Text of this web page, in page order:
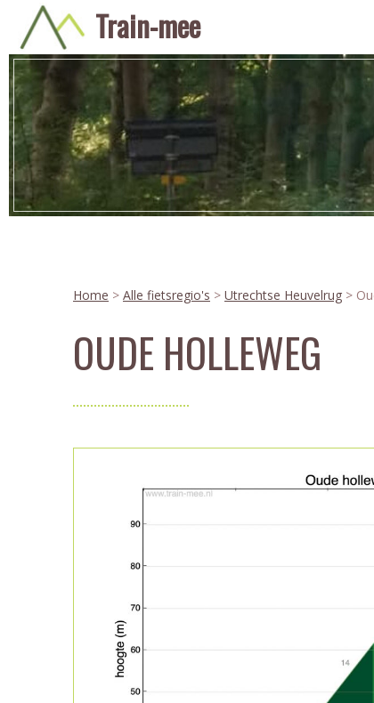
Train-mee
Home > Alle fietsregio's > Utrechtse Heuvelrug >
OUDE HOLLEWEG